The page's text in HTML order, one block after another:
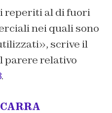
reperiti al di fuori
nei quali sono
», scrive il
parere relativo
.